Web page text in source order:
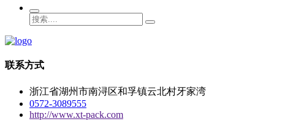
联系方式
浙江省湖州市南浔区和孚镇云北村牙家湾
0572-3089555
http://www.xt-pack.com